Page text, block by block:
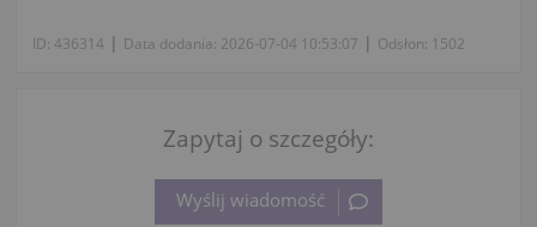
ID: 436314 | Data dodania: 2026-07-04 10:53:07 | Odsłon: 1502
Zapytaj o szczegóły: